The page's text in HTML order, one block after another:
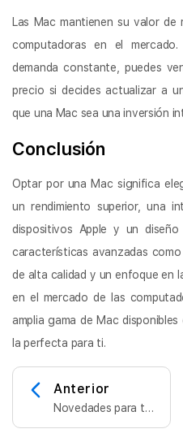
Las Mac mantienen su valor
computadoras en el
demanda constante, puedes
precio si decides actualizar a
que una Mac sea una inversión
Conclusión
Optar por una Mac significa
un rendimiento superior, una
dispositivos Apple y un
características avanzadas
de alta calidad y un enfoque en
en el mercado de las
amplia gama de Mac
la perfecta para ti.
Anterior
Novedades para tus